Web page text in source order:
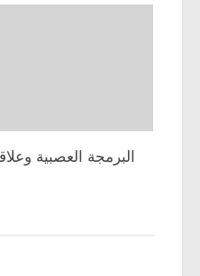
البرمجة العصبية